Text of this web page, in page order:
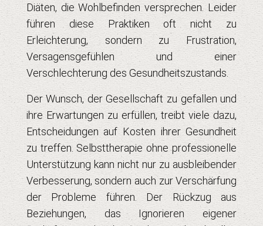
Diäten, die Wohlbefinden versprechen. Leider
führen diese Praktiken oft nicht zu
Erleichterung, sondern zu Frustration,
Versagensgefühlen und einer
Verschlechterung des Gesundheitszustands.
Der Wunsch, der Gesellschaft zu gefallen und
ihre Erwartungen zu erfüllen, treibt viele dazu,
Entscheidungen auf Kosten ihrer Gesundheit
zu treffen. Selbsttherapie ohne professionelle
Unterstützung kann nicht nur zu ausbleibender
Verbesserung, sondern auch zur Verschärfung
der Probleme führen. Der Rückzug aus
Beziehungen, das Ignorieren eigener